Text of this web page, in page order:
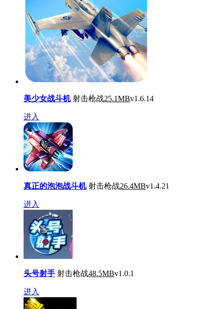
美少女战斗机 射击枪战25.1MBv1.6.14
进入
真正的泡泡战斗机 射击枪战26.4MBv1.4.21
进入
头号射手 射击枪战48.5MBv1.0.1
进入